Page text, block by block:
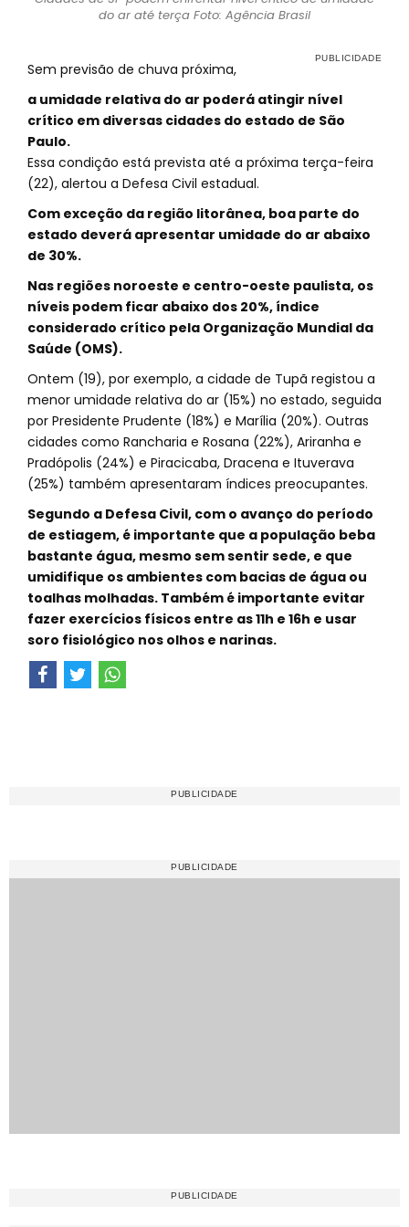
do ar até terça Foto: Agência Brasil
Sem previsão de chuva próxima,
a umidade relativa do ar poderá atingir nível
crítico em diversas cidades do estado de São
Paulo.
Essa condição está prevista até a próxima terça-feira
(22), alertou a Defesa Civil estadual.
Com exceção da região litorânea, boa parte do
estado deverá apresentar umidade do ar abaixo
de 30%.
Nas regiões noroeste e centro-oeste paulista, os
níveis podem ficar abaixo dos 20%, índice
considerado crítico pela Organização Mundial da
Saúde (OMS).
Ontem (19), por exemplo, a cidade de Tupã registou a
menor umidade relativa do ar (15%) no estado, seguida
por Presidente Prudente (18%) e Marília (20%). Outras
cidades como Rancharia e Rosana (22%), Ariranha e
Pradópolis (24%) e Piracicaba, Dracena e Ituverava
(25%) também apresentaram índices preocupantes.
Segundo a Defesa Civil, com o avanço do período
de estiagem, é importante que a população beba
bastante água, mesmo sem sentir sede, e que
umidifique os ambientes com bacias de água ou
toalhas molhadas. Também é importante evitar
fazer exercícios físicos entre as 11h e 16h e usar
soro fisiológico nos olhos e narinas.